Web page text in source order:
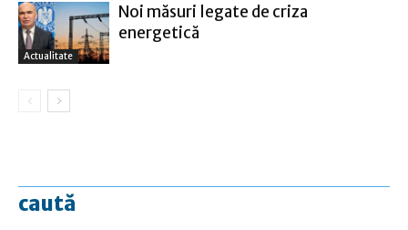
Actualitate
Noi măsuri legate de criza
energetică
caută